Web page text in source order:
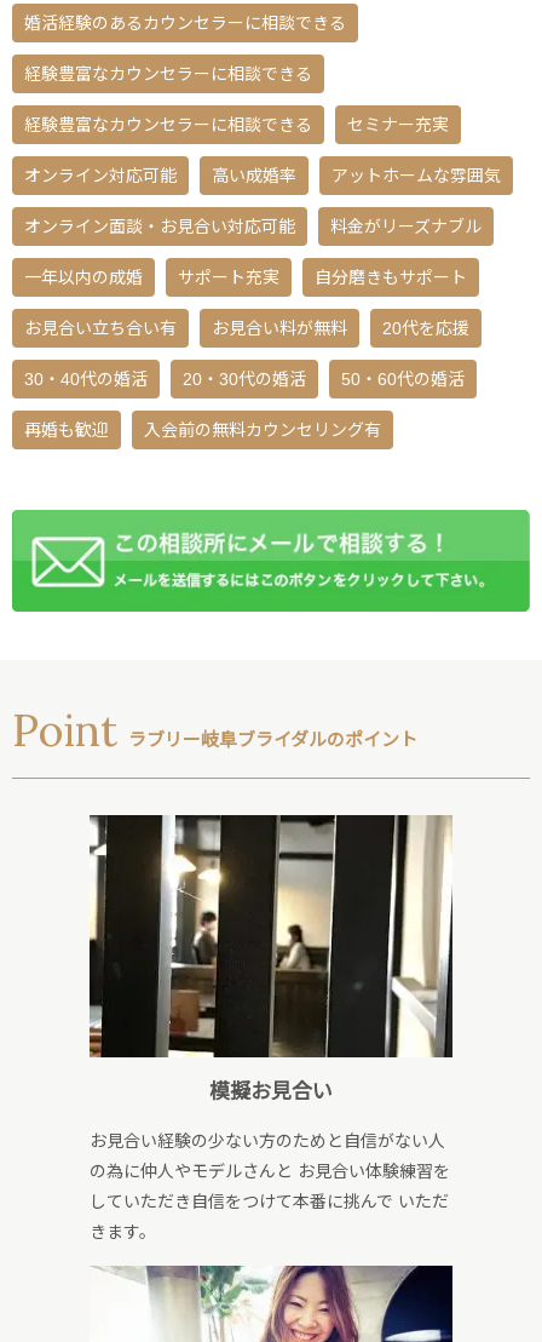
婚活経験のあるカウンセラーに相談できる
経験豊富なカウンセラーに相談できる
経験豊富なカウンセラーに相談できる セミナー充実
オンライン対応可能 高い成婚率 アットホームな雰囲気
オンライン面談・お見合い対応可能 料金がリーズナブル
一年以内の成婚 サポート充実 自分磨きもサポート
お見合い立ち合い有 お見合い料が無料 20代を応援
30・40代の婚活 20・30代の婚活 50・60代の婚活
再婚も歓迎 入会前の無料カウンセリング有
Point ラブリー岐阜ブライダルのポイント
模擬お見合い
お見合い経験の少ない方のためと自信がない人
の為に仲人やモデルさんと お見合い体験練習を
していただき自信をつけて本番に挑んで いただ
きます。